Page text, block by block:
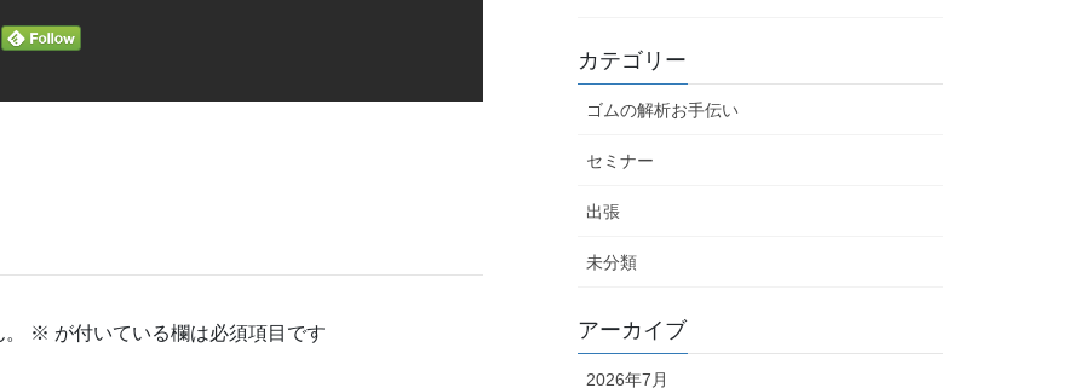
※ が付いている欄は必須項目です
カテゴリー
ゴムの解析お手伝い
セミナー
出張
未分類
アーカイブ
2026年7月